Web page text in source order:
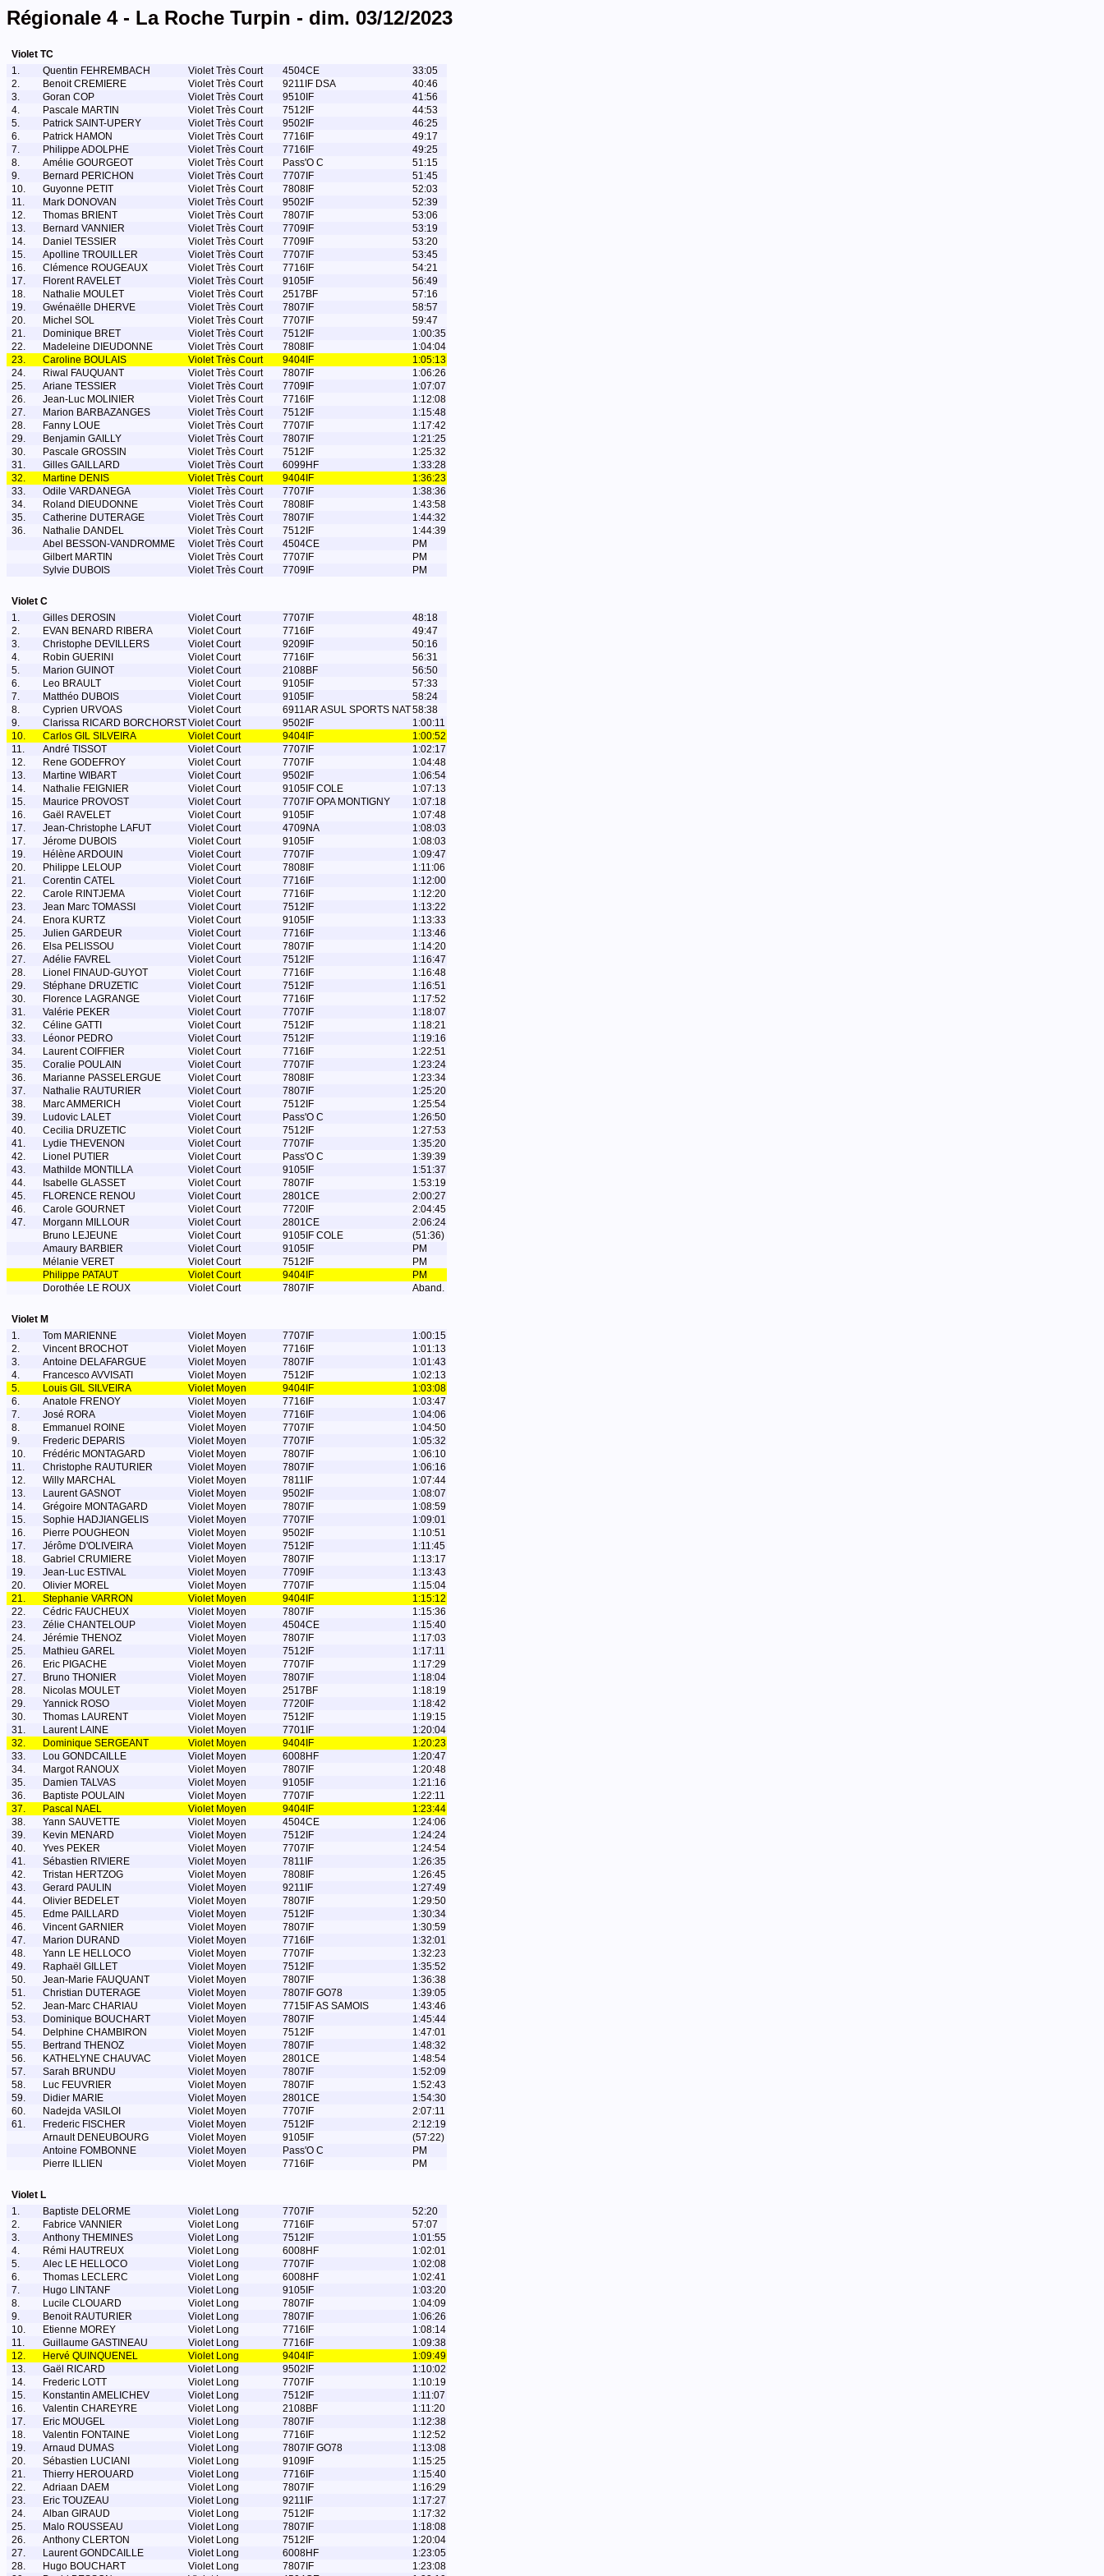
Régionale 4 - La Roche Turpin - dim. 03/12/2023
Violet TC
1.
Quentin FEHREMBACH Violet Très Court 4504CE
33:05
2.
Benoit CREMIERE Violet Très Court 9211IF DSA
40:46
3.
Goran COP Violet Très Court 9510IF
41:56
4.
Pascale MARTIN Violet Très Court 7512IF
44:53
5.
Patrick SAINT-UPERY Violet Très Court 9502IF
46:25
6.
Patrick HAMON Violet Très Court 7716IF
49:17
7.
Philippe ADOLPHE Violet Très Court 7716IF
49:25
8.
Amélie GOURGEOT Violet Très Court Pass'O C
51:15
9.
Bernard PERICHON Violet Très Court 7707IF
51:45
10.
Guyonne PETIT Violet Très Court 7808IF
52:03
11.
Mark DONOVAN Violet Très Court 9502IF
52:39
12.
Thomas BRIENT Violet Très Court 7807IF
53:06
13.
Bernard VANNIER Violet Très Court 7709IF
53:19
14.
Daniel TESSIER Violet Très Court 7709IF
53:20
15.
Apolline TROUILLER Violet Très Court 7707IF
53:45
16.
Clémence ROUGEAUX Violet Très Court 7716IF
54:21
17.
Florent RAVELET Violet Très Court 9105IF
56:49
18.
Nathalie MOULET Violet Très Court 2517BF
57:16
19.
Gwénaëlle DHERVE Violet Très Court 7807IF
58:57
20.
Michel SOL Violet Très Court 7707IF
59:47
21.
Dominique BRET Violet Très Court 7512IF
1:00:35
22.
Madeleine DIEUDONNE Violet Très Court 7808IF
1:04:04
23.
Caroline BOULAIS Violet Très Court 9404IF
1:05:13
24.
Riwal FAUQUANT Violet Très Court 7807IF
1:06:26
25.
Ariane TESSIER Violet Très Court 7709IF
1:07:07
26.
Jean-Luc MOLINIER Violet Très Court 7716IF
1:12:08
27.
Marion BARBAZANGES Violet Très Court 7512IF
1:15:48
28.
Fanny LOUE Violet Très Court 7707IF
1:17:42
29.
Benjamin GAILLY Violet Très Court 7807IF
1:21:25
30.
Pascale GROSSIN Violet Très Court 7512IF
1:25:32
31.
Gilles GAILLARD Violet Très Court 6099HF
1:33:28
32.
Martine DENIS Violet Très Court 9404IF
1:36:23
33.
Odile VARDANEGA Violet Très Court 7707IF
1:38:36
34.
Roland DIEUDONNE Violet Très Court 7808IF
1:43:58
35.
Catherine DUTERAGE Violet Très Court 7807IF
1:44:32
36.
Nathalie DANDEL Violet Très Court 7512IF
1:44:39
Abel BESSON-VANDROMME
Violet Très Court 4504CE
PM
Gilbert MARTIN
Violet Très Court 7707IF
PM
Sylvie DUBOIS
Violet Très Court 7709IF PM
Violet C
1.
Gilles DEROSIN Violet Court 7707IF
48:18
2.
EVAN BENARD RIBERA Violet Court 7716IF
49:47
3.
Christophe DEVILLERS Violet Court 9209IF
50:16
4.
Robin GUERINI Violet Court 7716IF
56:31
5.
Marion GUINOT Violet Court 2108BF
56:50
6.
Leo BRAULT Violet Court 9105IF
57:33
7.
Matthéo DUBOIS Violet Court 9105IF
58:24
8.
Cyprien URVOAS Violet Court 6911AR ASUL SPORTS NAT58:38
9.
Clarissa RICARD BORCHORSTViolet Court 9502IF
1:00:11
10.
Carlos GIL SILVEIRA Violet Court 9404IF
1:00:52
11.
André TISSOT Violet Court 7707IF
1:02:17
12.
Rene GODEFROY Violet Court 7707IF
1:04:48
13.
Martine WIBART Violet Court 9502IF
1:06:54
14.
Nathalie FEIGNIER Violet Court 9105IF COLE
1:07:13
15.
Maurice PROVOST Violet Court 7707IF OPA MONTIGNY
1:07:18
16.
Gaël RAVELET Violet Court 9105IF
1:07:48
17.
Jean-Christophe LAFUT Violet Court 4709NA
1:08:03
17.
Jérome DUBOIS Violet Court 9105IF
1:08:03
19.
Hélène ARDOUIN Violet Court 7707IF
1:09:47
20.
Philippe LELOUP Violet Court 7808IF
1:11:06
21.
Corentin CATEL Violet Court 7716IF
1:12:00
22.
Carole RINTJEMA Violet Court 7716IF
1:12:20
23.
Jean Marc TOMASSI Violet Court 7512IF
1:13:22
24.
Enora KURTZ Violet Court 9105IF
1:13:33
25.
Julien GARDEUR Violet Court 7716IF
1:13:46
26.
Elsa PELISSOU Violet Court 7807IF
1:14:20
27.
Adélie FAVREL Violet Court 7512IF
1:16:47
28.
Lionel FINAUD-GUYOT Violet Court 7716IF
1:16:48
29.
Stéphane DRUZETIC Violet Court 7512IF
1:16:51
30.
Florence LAGRANGE Violet Court 7716IF
1:17:52
31.
Valérie PEKER Violet Court 7707IF
1:18:07
32.
Céline GATTI Violet Court 7512IF
1:18:21
33.
Léonor PEDRO Violet Court 7512IF
1:19:16
34.
Laurent COIFFIER Violet Court 7716IF
1:22:51
35.
Coralie POULAIN Violet Court 7707IF
1:23:24
36.
Marianne PASSELERGUE Violet Court 7808IF
1:23:34
37.
Nathalie RAUTURIER Violet Court 7807IF
1:25:20
38.
Marc AMMERICH Violet Court 7512IF
1:25:54
39.
Ludovic LALET Violet Court Pass'O C
1:26:50
40.
Cecilia DRUZETIC Violet Court 7512IF
1:27:53
41.
Lydie THEVENON Violet Court 7707IF
1:35:20
42.
Lionel PUTIER Violet Court Pass'O C
1:39:39
43.
Mathilde MONTILLA Violet Court 9105IF
1:51:37
44.
Isabelle GLASSET Violet Court 7807IF
1:53:19
45.
FLORENCE RENOU Violet Court 2801CE
2:00:27
46.
Carole GOURNET Violet Court 7720IF
2:04:45
47.
Morgann MILLOUR Violet Court 2801CE
2:06:24
Bruno LEJEUNE
Violet Court 9105IF COLE
(51:36)
Amaury BARBIER
Violet Court 9105IF
PM
Mélanie VERET
Violet Court 7512IF
PM
Philippe PATAUT
Violet Court 9404IF
PM
Dorothée LE ROUX
Violet Court 7807IF Aband.
Violet M
1.
Tom MARIENNE Violet Moyen 7707IF
1:00:15
2.
Vincent BROCHOT Violet Moyen 7716IF
1:01:13
3.
Antoine DELAFARGUE Violet Moyen 7807IF
1:01:43
4.
Francesco AVVISATI Violet Moyen 7512IF
1:02:13
5.
Louis GIL SILVEIRA Violet Moyen 9404IF
1:03:08
6.
Anatole FRENOY Violet Moyen 7716IF
1:03:47
7.
José RORA Violet Moyen 7716IF
1:04:06
8.
Emmanuel ROINE Violet Moyen 7707IF
1:04:50
9.
Frederic DEPARIS Violet Moyen 7707IF
1:05:32
10.
Frédéric MONTAGARD Violet Moyen 7807IF
1:06:10
11.
Christophe RAUTURIER Violet Moyen 7807IF
1:06:16
12.
Willy MARCHAL Violet Moyen 7811IF
1:07:44
13.
Laurent GASNOT Violet Moyen 9502IF
1:08:07
14.
Grégoire MONTAGARD Violet Moyen 7807IF
1:08:59
15.
Sophie HADJIANGELIS Violet Moyen 7707IF
1:09:01
16.
Pierre POUGHEON Violet Moyen 9502IF
1:10:51
17.
Jérôme D'OLIVEIRA Violet Moyen 7512IF
1:11:45
18.
Gabriel CRUMIERE Violet Moyen 7807IF
1:13:17
19.
Jean-Luc ESTIVAL Violet Moyen 7709IF
1:13:43
20.
Olivier MOREL Violet Moyen 7707IF
1:15:04
21.
Stephanie VARRON Violet Moyen 9404IF
1:15:12
22.
Cédric FAUCHEUX Violet Moyen 7807IF
1:15:36
23.
Zélie CHANTELOUP Violet Moyen 4504CE
1:15:40
24.
Jérémie THENOZ Violet Moyen 7807IF
1:17:03
25.
Mathieu GAREL Violet Moyen 7512IF
1:17:11
26.
Eric PIGACHE Violet Moyen 7707IF
1:17:29
27.
Bruno THONIER Violet Moyen 7807IF
1:18:04
28.
Nicolas MOULET Violet Moyen 2517BF
1:18:19
29.
Yannick ROSO Violet Moyen 7720IF
1:18:42
30.
Thomas LAURENT Violet Moyen 7512IF
1:19:15
31.
Laurent LAINE Violet Moyen 7701IF
1:20:04
32.
Dominique SERGEANT Violet Moyen 9404IF
1:20:23
33.
Lou GONDCAILLE Violet Moyen 6008HF
1:20:47
34.
Margot RANOUX Violet Moyen 7807IF
1:20:48
35.
Damien TALVAS Violet Moyen 9105IF
1:21:16
36.
Baptiste POULAIN Violet Moyen 7707IF
1:22:11
37.
Pascal NAEL Violet Moyen 9404IF
1:23:44
38.
Yann SAUVETTE Violet Moyen 4504CE
1:24:06
39.
Kevin MENARD Violet Moyen 7512IF
1:24:24
40.
Yves PEKER Violet Moyen 7707IF
1:24:54
41.
Sébastien RIVIERE Violet Moyen 7811IF
1:26:35
42.
Tristan HERTZOG Violet Moyen 7808IF
1:26:45
43.
Gerard PAULIN Violet Moyen 9211IF
1:27:49
44.
Olivier BEDELET Violet Moyen 7807IF
1:29:50
45.
Edme PAILLARD Violet Moyen 7512IF
1:30:34
46.
Vincent GARNIER Violet Moyen 7807IF
1:30:59
47.
Marion DURAND Violet Moyen 7716IF
1:32:01
48.
Yann LE HELLOCO Violet Moyen 7707IF
1:32:23
49.
Raphaël GILLET Violet Moyen 7512IF
1:35:52
50.
Jean-Marie FAUQUANT Violet Moyen 7807IF
1:36:38
51.
Christian DUTERAGE Violet Moyen 7807IF GO78
1:39:05
52.
Jean-Marc CHARIAU Violet Moyen 7715IF AS SAMOIS
1:43:46
53.
Dominique BOUCHART Violet Moyen 7807IF
1:45:44
54.
Delphine CHAMBIRON Violet Moyen 7512IF
1:47:01
55.
Bertrand THENOZ Violet Moyen 7807IF
1:48:32
56.
KATHELYNE CHAUVAC Violet Moyen 2801CE
1:48:54
57.
Sarah BRUNDU Violet Moyen 7807IF
1:52:09
58.
Luc FEUVRIER Violet Moyen 7807IF
1:52:43
59.
Didier MARIE Violet Moyen 2801CE
1:54:30
60.
Nadejda VASILOI Violet Moyen 7707IF
2:07:11
61.
Frederic FISCHER Violet Moyen 7512IF
2:12:19
Arnault DENEUBOURG
Violet Moyen 9105IF
(57:22)
Antoine FOMBONNE
Violet Moyen Pass'O C
PM
Pierre ILLIEN
Violet Moyen 7716IF PM
Violet L
1.
Baptiste DELORME Violet Long 7707IF
52:20
2.
Fabrice VANNIER Violet Long 7716IF
57:07
3.
Anthony THEMINES Violet Long 7512IF
1:01:55
4.
Rémi HAUTREUX Violet Long 6008HF
1:02:01
5.
Alec LE HELLOCO Violet Long 7707IF
1:02:08
6.
Thomas LECLERC Violet Long 6008HF
1:02:41
7.
Hugo LINTANF Violet Long 9105IF
1:03:20
8.
Lucile CLOUARD Violet Long 7807IF
1:04:09
9.
Benoit RAUTURIER Violet Long 7807IF
1:06:26
10.
Etienne MOREY Violet Long 7716IF
1:08:14
11.
Guillaume GASTINEAU Violet Long 7716IF
1:09:38
12.
Hervé QUINQUENEL Violet Long 9404IF
1:09:49
13.
Gaël RICARD Violet Long 9502IF
1:10:02
14.
Frederic LOTT Violet Long 7707IF
1:10:19
15.
Konstantin AMELICHEV Violet Long 7512IF
1:11:07
16.
Valentin CHAREYRE Violet Long 2108BF
1:11:20
17.
Eric MOUGEL Violet Long 7807IF
1:12:38
18.
Valentin FONTAINE Violet Long 7716IF
1:12:52
19.
Arnaud DUMAS Violet Long 7807IF GO78
1:13:08
20.
Sébastien LUCIANI Violet Long 9109IF
1:15:25
21.
Thierry HEROUARD Violet Long 7716IF
1:15:40
22.
Adriaan DAEM Violet Long 7807IF
1:16:29
23.
Eric TOUZEAU Violet Long 9211IF
1:17:27
24.
Alban GIRAUD Violet Long 7512IF
1:17:32
25.
Malo ROUSSEAU Violet Long 7807IF
1:18:08
26.
Anthony CLERTON Violet Long 7512IF
1:20:04
27.
Laurent GONDCAILLE Violet Long 6008HF
1:23:05
28.
Hugo BOUCHART Violet Long 7807IF
1:23:08